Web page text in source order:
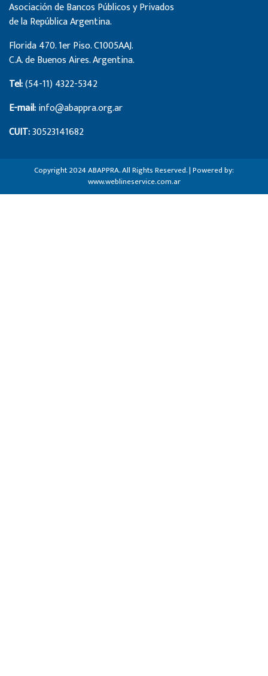
Asociación de Bancos Públicos y Privados
de la República Argentina.
Florida 470. 1er Piso. C1005AAJ.
C.A. de Buenos Aires. Argentina.
Tel:(54-11) 4322-5342
E-mail:info@abappra.org.ar
CUIT:30523141682
Copyright 2024 ABAPPRA. All Rights Reserved. | Powered by:
www.weblineservice.com.ar